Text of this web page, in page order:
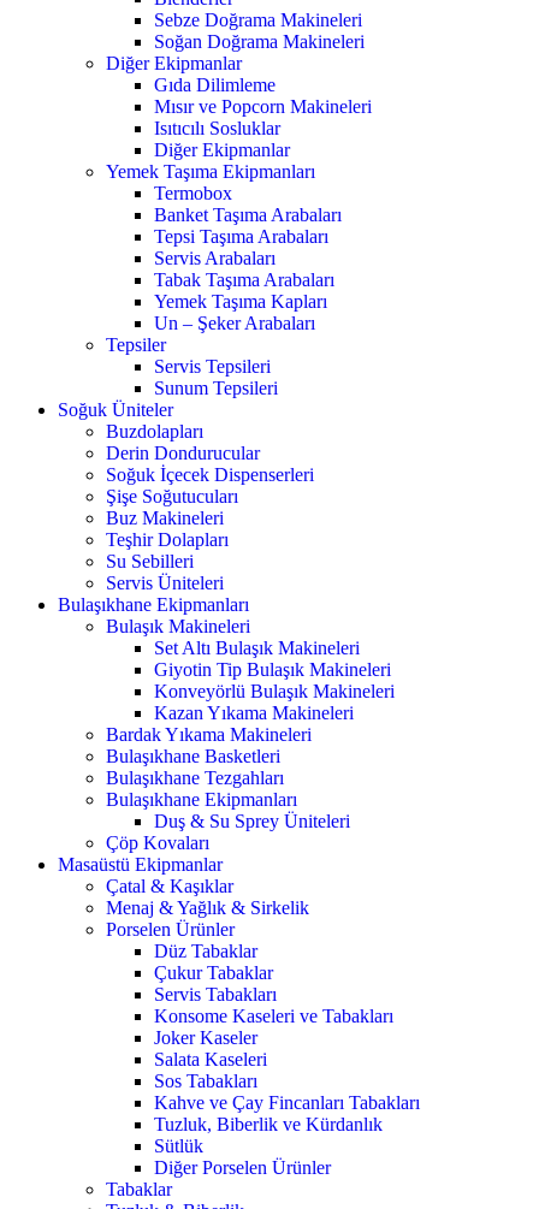
Sebze Doğrama Makineleri
Soğan Doğrama Makineleri
Diğer Ekipmanlar
Gıda Dilimleme
Mısır ve Popcorn Makineleri
Isıtıcılı Sosluklar
Diğer Ekipmanlar
Yemek Taşıma Ekipmanları
Termobox
Banket Taşıma Arabaları
Tepsi Taşıma Arabaları
Servis Arabaları
Tabak Taşıma Arabaları
Yemek Taşıma Kapları
Un – Şeker Arabaları
Tepsiler
Servis Tepsileri
Sunum Tepsileri
Soğuk Üniteler
Buzdolapları
Derin Dondurucular
Soğuk İçecek Dispenserleri
Şişe Soğutucuları
Buz Makineleri
Teşhir Dolapları
Su Sebilleri
Servis Üniteleri
Bulaşıkhane Ekipmanları
Bulaşık Makineleri
Set Altı Bulaşık Makineleri
Giyotin Tip Bulaşık Makineleri
Konveyörlü Bulaşık Makineleri
Kazan Yıkama Makineleri
Bardak Yıkama Makineleri
Bulaşıkhane Basketleri
Bulaşıkhane Tezgahları
Bulaşıkhane Ekipmanları
Duş & Su Sprey Üniteleri
Çöp Kovaları
Masaüstü Ekipmanlar
Çatal & Kaşıklar
Menaj & Yağlık & Sirkelik
Porselen Ürünler
Düz Tabaklar
Çukur Tabaklar
Servis Tabakları
Konsome Kaseleri ve Tabakları
Joker Kaseler
Salata Kaseleri
Sos Tabakları
Kahve ve Çay Fincanları Tabakları
Tuzluk, Biberlik ve Kürdanlık
Sütlük
Diğer Porselen Ürünler
Tabaklar